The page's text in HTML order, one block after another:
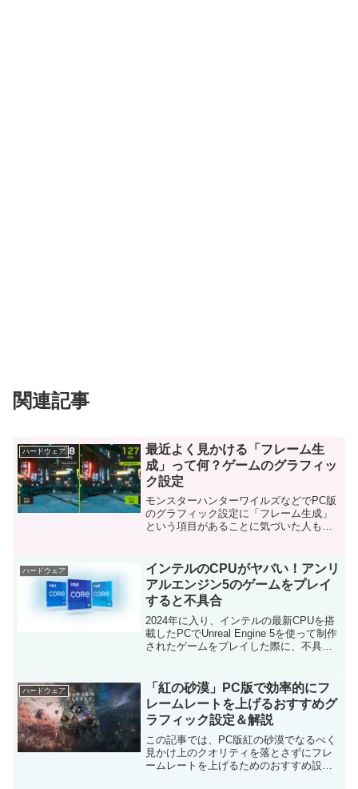
関連記事
ハードウェア
最近よく見かける「フレーム生
成」って何？ゲームのグラフィッ
ク設定
モンスターハンターワイルズなどでPC版
のグラフィック設定に「フレーム生成」
という項目があることに気づいた人もい
フレームレート（fps）が爆上がりしま
す。フレーム生成って...
ハードウェア
インテルのCPUがヤバい！アンリ
アルエンジン5のゲームをプレイ
すると不具合
2024年に入り、インテルの最新CPUを搭
載したPCでUnreal Engine 5を使って制作
されたゲームをプレイした際に、不具合
ー、ファーストディセンダントなど、
Un...
ハードウェア
「紅の砂漠」PC版で効率的にフ
レームレートを上げるおすすめグ
ラフィック設定＆解説
この記事では、PC版紅の砂漠でなるべく
見かけ上のクオリティを落とさずにフレ
ームレートを上げるためのおすすめ設定